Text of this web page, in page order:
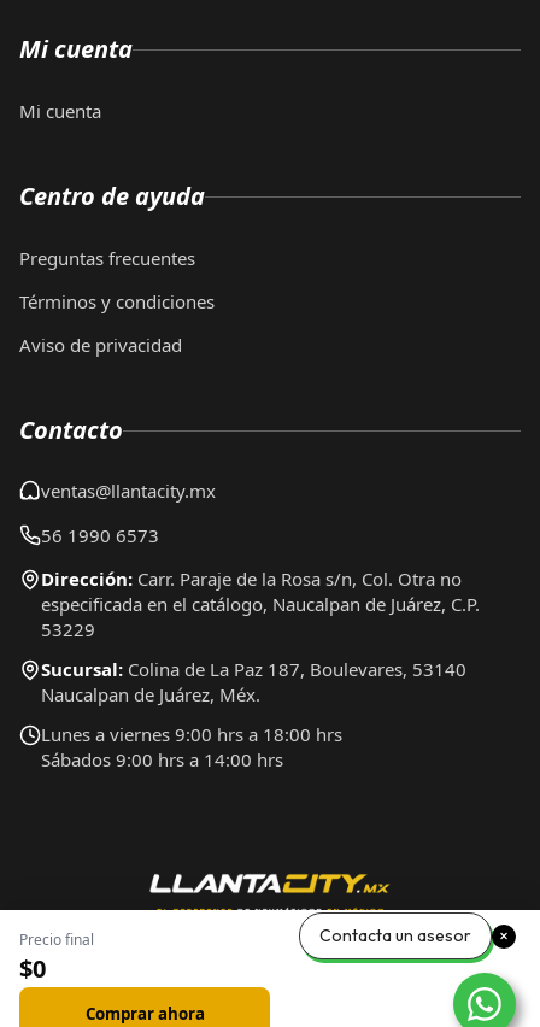
Precio final
$0
Comprar ahora
Mi cuenta
Mi cuenta
Centro de ayuda
Preguntas frecuentes
Términos y condiciones
Aviso de privacidad
Contacto
ventas@llantacity.mx
56 1990 6573
Dirección: Carr. Paraje de la Rosa s/n, Col. Otra no
especificada en el catálogo, Naucalpan de Juárez, C.P.
53229
Sucursal: Colina de La Paz 187, Boulevares, 53140
Naucalpan de Juárez, Méx.
Lunes a viernes 9:00 hrs a 18:00 hrs
Sábados 9:00 hrs a 14:00 hrs
Contacta un asesor